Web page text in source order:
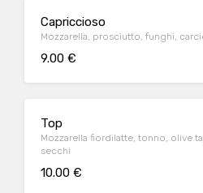
Capriccioso
Mozzarella, prosciutto, funghi,
9.00 €
Top
Mozzarella fiordilatte, tonno, olive
secchi
10.00 €